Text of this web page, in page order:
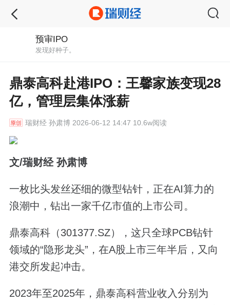
预审IPO
发现好种子。
鼎泰高科赴港IPO：王馨家族变现28
亿，管理层集体涨薪
瑞财经孙肃博 2026-06-12 14:47 10.6w阅读
文/瑞财经 孙肃博
一枚比头发丝还细的微型钻针，正在AI算力的
浪潮中，钻出一家千亿市值的上市公司。
鼎泰高科（301377.SZ），这只全球PCB钻针
领域的“隐形龙头”，在A股上市三年半后，又向
港交所发起冲击。
2023年至2025年，鼎泰高科营业收入分别为